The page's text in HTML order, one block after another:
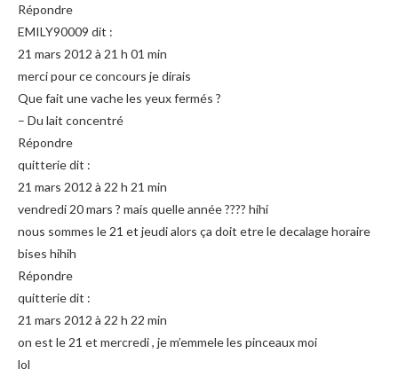
Répondre
EMILY90009 dit :
21 mars 2012 à 21 h 01 min
merci pour ce concours je dirais
Que fait une vache les yeux fermés ?
– Du lait concentré
Répondre
quitterie dit :
21 mars 2012 à 22 h 21 min
vendredi 20 mars ? mais quelle année ???? hihi
nous sommes le 21 et jeudi alors ça doit etre le decalage horaire
bises hihih
Répondre
quitterie dit :
21 mars 2012 à 22 h 22 min
on est le 21 et mercredi , je m’emmele les pinceaux moi
lol